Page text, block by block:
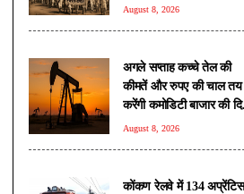
August 8, 2026
अगले सप्ताह कच्चे तेल की
कीमतें और रुपए की चाल तय
करेंगी कमोडिटी बाजार की
विशेषज्ञ
August 8, 2026
कोंकण रेलवे में 134 अप्रेंटिस